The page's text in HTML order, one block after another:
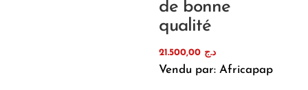
de bonne
qualité
د.ج
Vendu par: Africapap